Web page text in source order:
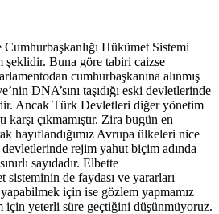
Hükümet Sistemi
şeklidir. Buna göre tabiri caizse
cumhurbaşkanına alınmış
DNA’sını taşıdığı eski devletlerinde
Ancak Türk Devletleri diğer yönetim
çıkmamıştır. Zira bugün en
hayıflandığımız Avrupa ülkeleri nice
rejim yahut biçim adında
sayıdadır. Elbette
sisteminin de faydası ve yararları
için ise gözlem yapmamız
için yeterli süre geçtiğini düşünmüyoruz.